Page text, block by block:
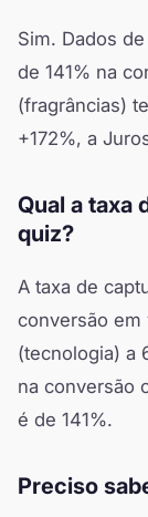
Sim. Dados
de 141% na
(fragrâncias)
+172%, a
Qual a taxa
quiz?
A taxa de
conversão em
(tecnologia) a
na conversão
é de 141%.
Preciso